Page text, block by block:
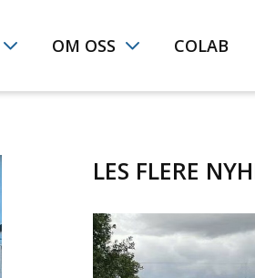
OM OSS COLAB
LES FLERE